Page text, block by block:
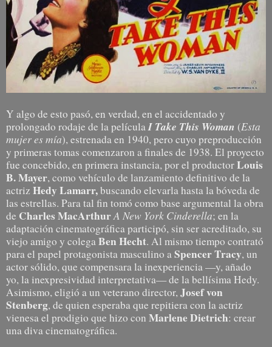
Y algo de esto pasó, en verdad, en el accidentado y
prolongado rodaje de la películaI Take This Woman (Esta
mujer es mía), estrenada en 1940, pero cuyo preproducción
y primeras tomas comenzaron a finales de 1938. El proyecto
fue concebido, en primera instancia, por el productorLouis
B. Mayer, como vehículo de lanzamiento definitivo de la
actriz Hedy Lamarr,buscando elevarla hasta la bóveda de
las estrellas. Para tal fin tomó como base argumental la obra
de Charles MacArthurA New York Cinderella; en la
adaptación cinematográfica participó, sin ser acreditado, su
viejo amigo y colegaBen Hecht. Al mismo tiempo contrató
para el papel protagonista masculino aSpencer Tracy, un
actor sólido, que compensara la inexperiencia —y, añado
yo, la inexpresividad interpretativa— de la bellísima Hedy.
Asimismo, eligió a un veterano director,Josef von
Stenberg, de quien esperaba que repitiera con la actriz
vienesa el prodigio que hizo con Marlene Dietrich: crear
una diva cinematográfica.